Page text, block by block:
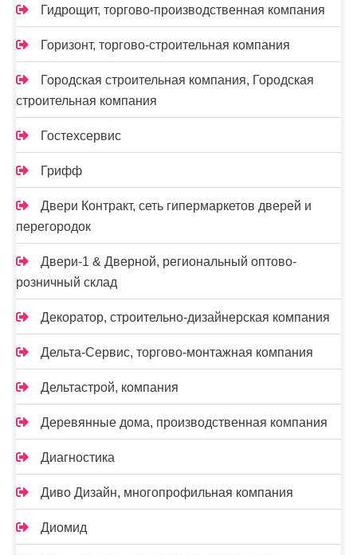
Гидрощит, торгово-производственная компания
Горизонт, торгово-строительная компания
Городская строительная компания, Городская
строительная компания
Гостехсервис
Грифф
Двери Контракт, сеть гипермаркетов дверей и
перегородок
Двери-1 & Дверной, региональный оптово-
розничный склад
Декоратор, строительно-дизайнерская компания
Дельта-Сервис, торгово-монтажная компания
Дельтастрой, компания
Деревянные дома, производственная компания
Диагностика
Диво Дизайн, многопрофильная компания
Диомид